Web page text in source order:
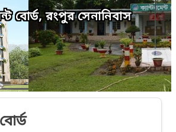
বোর্ড, রংপুর সেনানিবাস